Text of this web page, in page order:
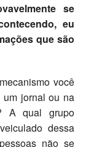
se
eu
que são
você
um jornal ou na
A qual grupo
dessa
não se